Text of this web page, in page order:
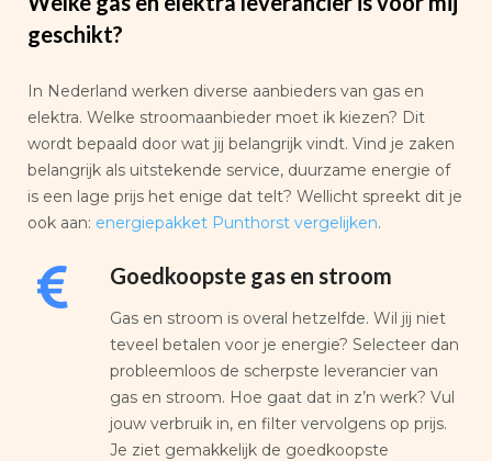
geschikt?
In Nederland werken diverse aanbieders van gas en
elektra. Welke stroomaanbieder moet ik kiezen? Dit
wordt bepaald door wat jij belangrijk vindt. Vind je zaken
belangrijk als uitstekende service, duurzame energie of
is een lage prijs het enige dat telt? Wellicht spreekt dit je
ook aan: energiepakket Punthorst vergelijken.
Goedkoopste gas en stroom
Gas en stroom is overal hetzelfde. Wil jij niet
teveel betalen voor je energie? Selecteer dan
probleemloos de scherpste leverancier van
gas en stroom. Hoe gaat dat in z’n werk? Vul
jouw verbruik in, en filter vervolgens op prijs.
Je ziet gemakkelijk de goedkoopste